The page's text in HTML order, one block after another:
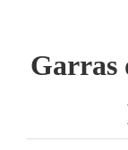
Garras